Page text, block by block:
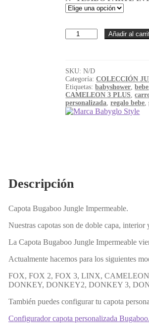
Capota
Bugaboo
cantidad
Añadir al
SKU:N/D
Categoría:COLECCIÓN
Etiquetas:babyshower ,bebe
CAMELEON 3 PLUS ,
personalizada ,regalo bebe ,
Descripción
Capota Bugaboo Jungle Impermeable.
Nuestras capotas son de doble capa,
La Capota Bugaboo Jungle Impermeable
Actualmente hacemos para los siguientes
FOX, FOX 2, FOX 3, LINX, CAMELEON
DONKEY, DONKEY2, DONKEY 3,
También puedes configurar tu capota
Configurador capota personalizada Bugaboo.